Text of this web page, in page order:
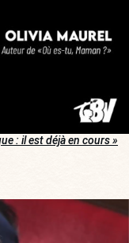
: il est déjà en cours »